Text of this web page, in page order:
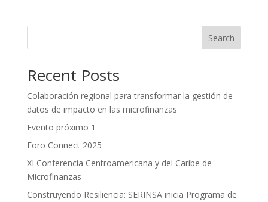
Search
Recent Posts
Colaboración regional para transformar la gestión de
datos de impacto en las microfinanzas
Evento próximo 1
Foro Connect 2025
XI Conferencia Centroamericana y del Caribe de
Microfinanzas
Construyendo Resiliencia: SERINSA inicia Programa de